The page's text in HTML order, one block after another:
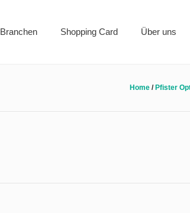
Branchen Shopping Card Über uns
Home / Pfister